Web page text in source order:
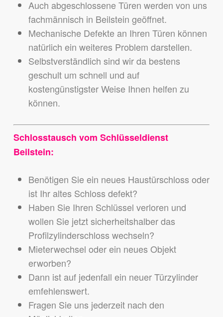
Auch abgeschlossene Türen werden von uns
fachmännisch in Beilstein geöffnet.
Mechanische Defekte an Ihren Türen können
natürlich ein weiteres Problem darstellen.
Selbstverständlich sind wir da bestens
geschult um schnell und auf
kostengünstigster Weise Ihnen helfen zu
können.
Schlosstausch vom Schlüsseldienst
Beilstein:
Benötigen Sie ein neues Haustürschloss oder
ist Ihr altes Schloss defekt?
Haben Sie Ihren Schlüssel verloren und
wollen Sie jetzt sicherheitshalber das
Profilzylinderschloss wechseln?
Mieterwechsel oder ein neues Objekt
erworben?
Dann ist auf jedenfall ein neuer Türzylinder
emfehlenswert.
Fragen Sie uns jederzeit nach den